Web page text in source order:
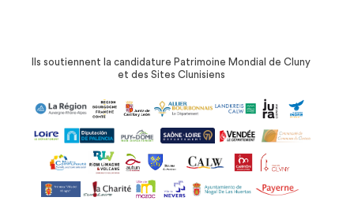
Ils soutiennent la candidature Patrimoine Mondial de Cluny
et des Sites Clunisiens